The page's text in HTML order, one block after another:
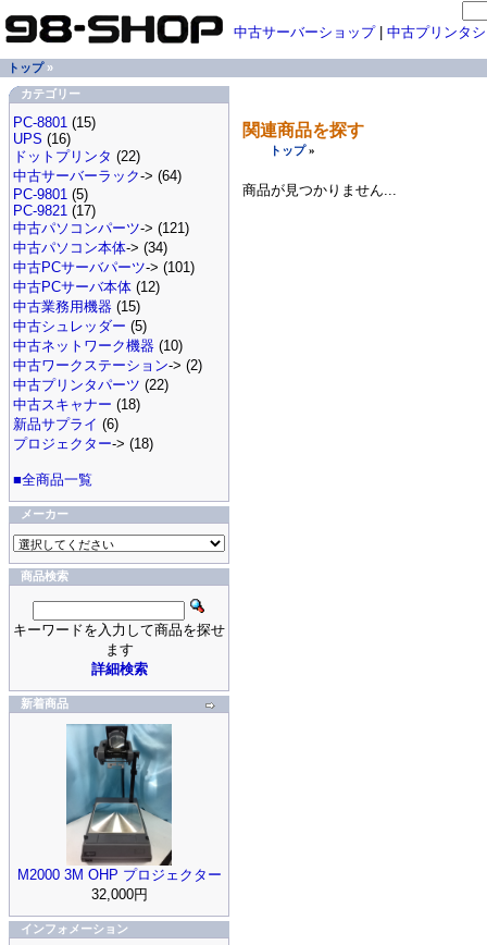
関連商品を探す
トップ»
商品が見つかりません...
中古サーバーショップ| 中古プリンタ
トップ»
カテゴリー
PC-8801 (15)
UPS (16)
ドットプリンタ (22)
中古サーバーラック-> (64)
PC-9801 (5)
PC-9821 (17)
中古パソコンパーツ-> (121)
中古パソコン本体-> (34)
中古PCサーバパーツ-> (101)
中古PCサーバ本体 (12)
中古業務用機器 (15)
中古シュレッダー (5)
中古ネットワーク機器 (10)
中古ワークステーション-> (2)
中古プリンタパーツ (22)
中古スキャナー (18)
新品サプライ (6)
プロジェクター-> (18)
■全商品一覧
メーカー
商品検索
キーワードを入力して商品を探せ
ます
詳細検索
新着商品
M2000 3M OHP プロジェクター
32,000円
インフォメーション